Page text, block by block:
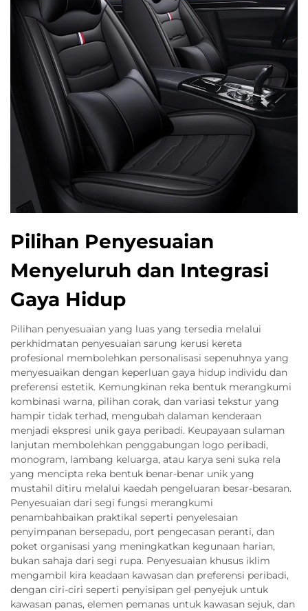
Pilihan Penyesuaian
Menyeluruh dan Integrasi
Gaya Hidup
Pilihan penyesuaian yang luas yang tersedia melalui
perkhidmatan penyesuaian sarung kerusi kereta
profesional membolehkan personalisasi sepenuhnya yang
menyesuaikan dengan keperluan gaya hidup individu dan
preferensi estetik. Kemungkinan reka bentuk merangkumi
kombinasi warna, pilihan corak, dan variasi tekstur yang
hampir tidak terhad, mengubah dalaman kenderaan
menjadi ekspresi unik gaya peribadi. Keupayaan sulaman
lanjutan membolehkan penggabungan logo peribadi,
monogram, lambang keluarga, atau karya seni suka rela
yang mencipta reka bentuk benar-benar unik yang
mustahil ditiru melalui kaedah pengeluaran besar-besaran.
Penyesuaian dari segi fungsi merangkumi
penambahbaikan praktikal seperti penyelesaian
penyimpanan bersepadu, port pengecasan peranti, dan
poket organisasi yang meningkatkan kegunaan harian,
bukan sahaja dari segi rupa. Penyesuaian khusus iklim
mengambil kira keadaan kawasan dan preferensi peribadi,
dengan ciri-ciri seperti penyisipan gel penyejuk untuk
kawasan panas, elemen pemanas untuk kawasan sejuk, dan